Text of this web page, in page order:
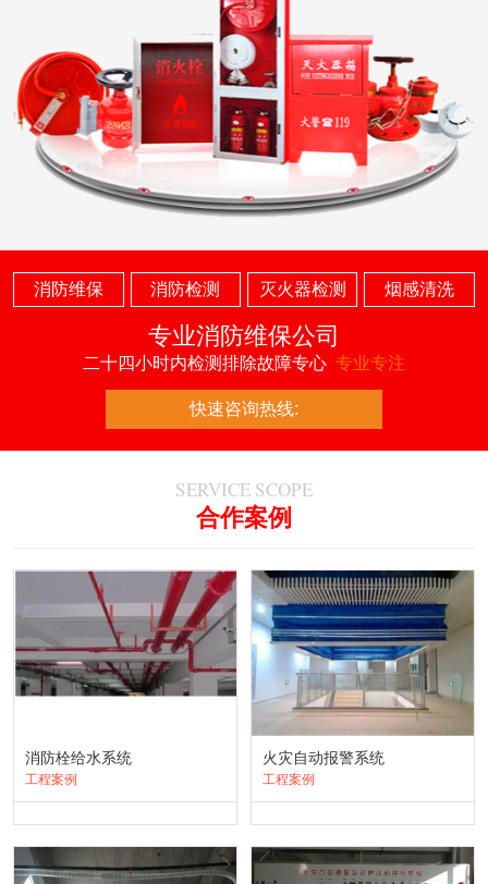
消防维保 消防检测 灭火器检测 烟感清洗
专业消防维保公司
二十四小时内检测排除故障专心 专业专注
快速咨询热线:
SERVICE SCOPE
合作案例
消防栓给水系统
工程案例
火灾自动报警系统
工程案例